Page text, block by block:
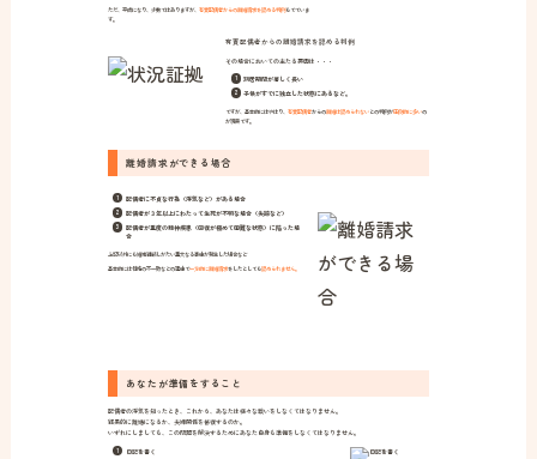
ただ、平成になり、少数ではありますが、 有責配偶者からの離婚請求を認める判例もでていま
す。
有責配偶者からの離婚請求を認める判例
その場合においての主たる要因は・・・
別居期間が著しく長い
子供がすでに独立した状態にあるなど。
ですが、基本的にはやはり、有責配偶者からの離婚は認められないとの判例が圧倒的に多いの
が現実です。
離婚請求ができる場合
配偶者に不貞な行為（浮気など）がある場合
配偶者が３年以上にわたって生死が不明な場合（失踪など）
配偶者が重度の精神疾患（回復が極めて困難な状態）に陥った場
合
上記以外にも婚姻継続しがたい重大なる事由が発生した場合など
基本的には性格の不一致などの理由で一方的に離婚請求をしたとしても認められません。
あなたが準備をすること
配偶者の浮気を知ったとき、これから、あなたは様々な戦いをしなくてはなりません。
結果的に離婚になるか、夫婦関係を修復するのか。
いずれにしましても、この問題を解決するためにあなた自身も準備をしなくてはなりません。
日記を書く